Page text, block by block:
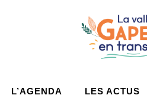
L’AGENDA LES ACTUS